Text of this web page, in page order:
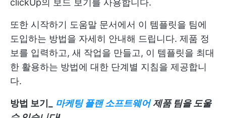
또한 시작하기 도움말 문서에서 이 템플릿을 팀에
도입하는 방법을 자세히 안내해 드립니다. 제품 정
보를 입력하고, 새 작업을 만들고, 이 템플릿을 최대
한 활용하는 방법에 대한 단계별 지침을 제공합니
다.
방법 보기_ 마케팅 플랜 소프트웨어 제품 팀을 도울